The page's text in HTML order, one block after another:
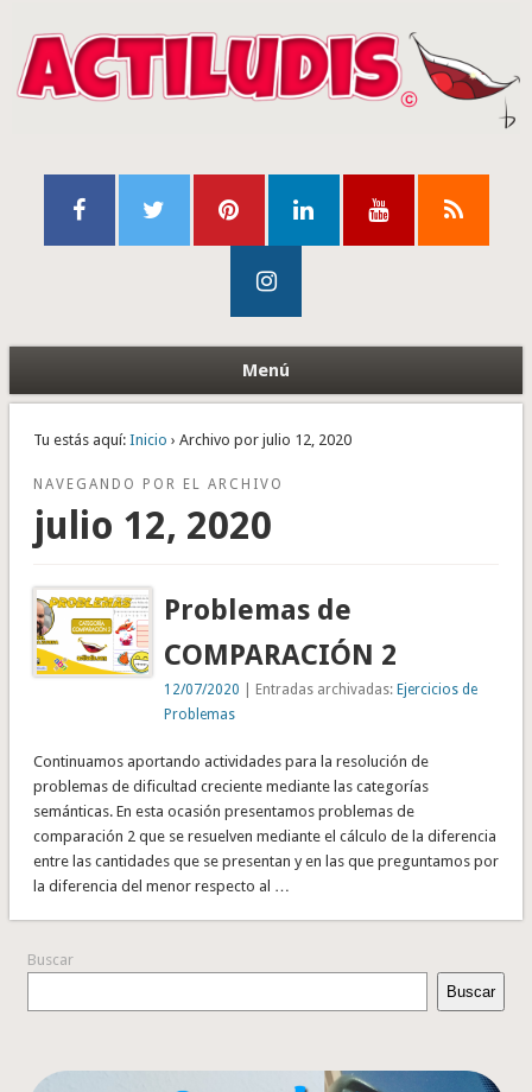
Menú
Tu estás aquí: Inicio › Archivo por julio 12, 2020
NAVEGANDO POR EL ARCHIVO
julio 12, 2020
Problemas de
COMPARACIÓN 2
12/07/2020 | Entradas archivadas:Ejercicios de
Problemas
Continuamos aportando actividades para la resolución de
problemas de dificultad creciente mediante las categorías
semánticas. En esta ocasión presentamos problemas de
comparación 2 que se resuelven mediante el cálculo de la diferencia
entre las cantidades que se presentan y en las que preguntamos por
la diferencia del menor respecto al …
Buscar
Buscar